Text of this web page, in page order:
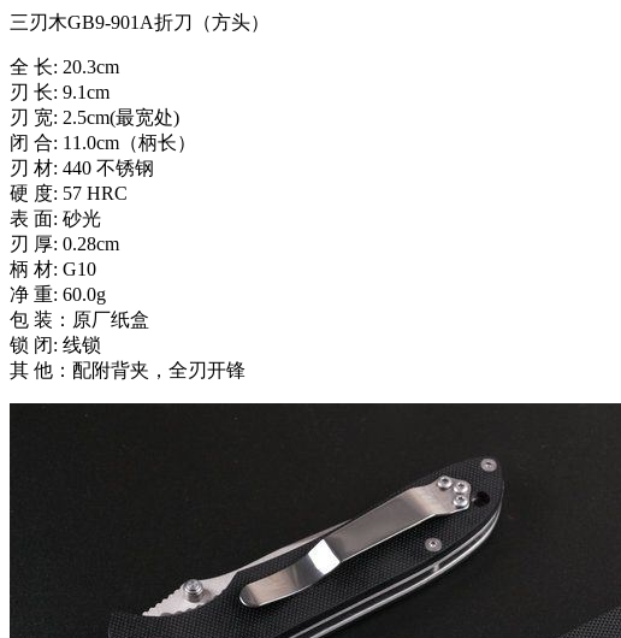
三刃木GB9-901A折刀（方头）
全 长: 20.3cm
刃 长: 9.1cm
刃 宽: 2.5cm(最宽处)
闭 合: 11.0cm（柄长）
刃 材: 440 不锈钢
硬 度: 57 HRC
表 面: 砂光
刃 厚: 0.28cm
柄 材: G10
净 重: 60.0g
包 装：原厂纸盒
锁 闭: 线锁
其 他：配附背夹，全刃开锋